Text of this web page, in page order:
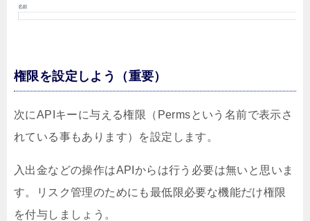
権限を設定しよう（重要）
次にAPIキーに与える権限（Permsという名前で表示さ
れている事もあります）を設定します。
入出金などの操作はAPIからは行う必要は無いと思いま
す。リスク管理のためにも最低限必要な機能だけ権限
を付与しましょう。